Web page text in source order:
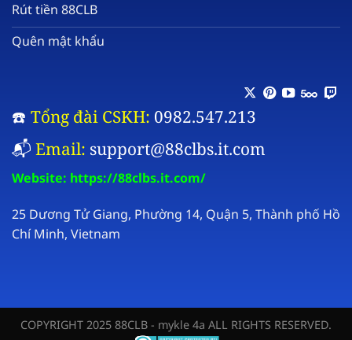
Rút tiền 88CLB
Quên mật khẩu
☎️ Tổng đài CSKH: 0982.547.213
📬 Email: support@88clbs.it.com
Website: https://88clbs.it.com/
25 Dương Tử Giang, Phường 14, Quận 5, Thành phố Hồ
Chí Minh, Vietnam
COPYRIGHT 2025 88CLB - mykle 4a ALL RIGHTS RESERVED.